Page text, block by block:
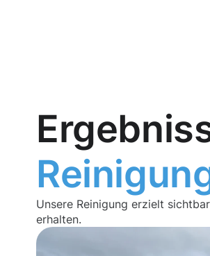
Unsere Reinigung erzielt
erhalten.